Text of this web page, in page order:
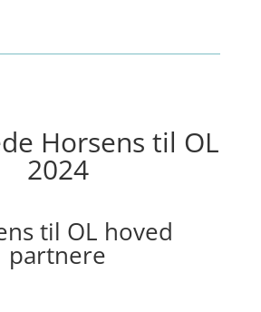
Horsens til OL
2024
til OL hoved
partnere